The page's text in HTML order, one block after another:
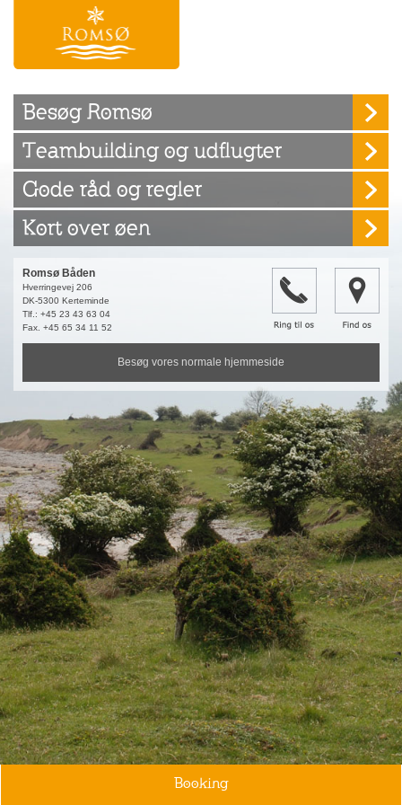
Besøg Romsø
Teambuilding og udflugter
Gode råd og regler
Kort over øen
Romsø Båden
Hverringevej 206
DK-5300 Kerteminde
Tlf.: +45 23 43 63 04
Fax. +45 65 34 11 52
Besøg vores normale hjemmeside
Booking